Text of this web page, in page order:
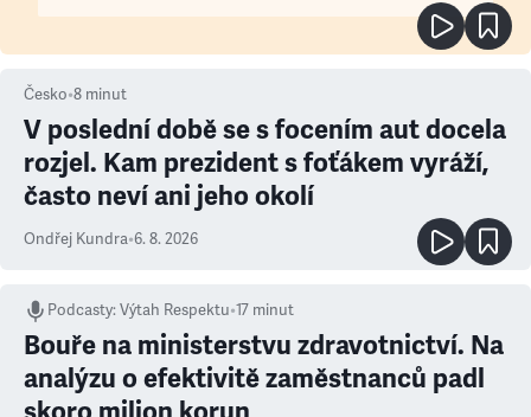
Česko•8 minut
V poslední době se s focením aut docela
rozjel. Kam prezident s foťákem vyráží,
často neví ani jeho okolí
Ondřej Kundra•6. 8. 2026
Podcasty:Výtah Respektu•17 minut
Bouře na ministerstvu zdravotnictví. Na
analýzu o efektivitě zaměstnanců padl